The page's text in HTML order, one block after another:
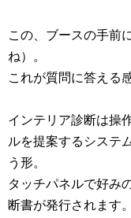
この、ブースの手前
ね）。
これが質問に答える
インテリア診断は操
ルを提案するシステ
う形。
タッチパネルで好み
断書が発行されます。